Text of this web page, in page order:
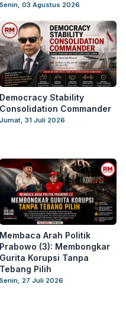
Senin, 03 Agustus 2026
Democracy Stability
Consolidation Commander
Jumat, 31 Juli 2026
Membaca Arah Politik
Prabowo (3): Membongkar
Gurita Korupsi Tanpa
Tebang Pilih
Senin, 27 Juli 2026